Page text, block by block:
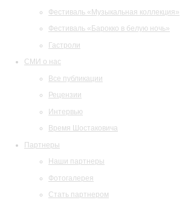
Фестиваль «Музыкальная коллекция»
Фестиваль «Барокко в белую ночь»
Гастроли
СМИ о нас
Все публикации
Рецензии
Интервью
Время Шостаковича
Партнеры
Наши партнеры
Фотогалерея
Стать партнером